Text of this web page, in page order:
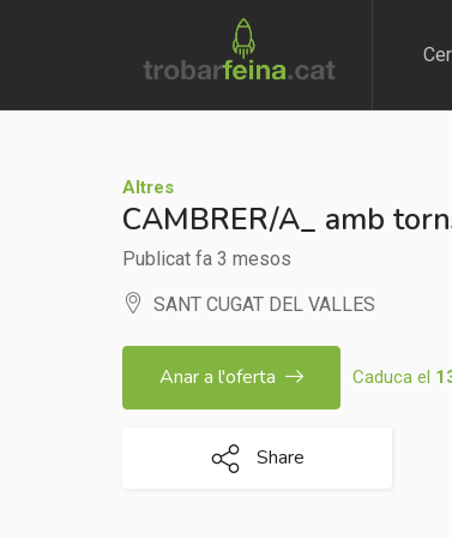
Altres
CAMBRER/A_ amb
Publicat fa 3 mesos
SANT CUGAT DEL VALLES
Caduca el
Anar a l'oferta
Share